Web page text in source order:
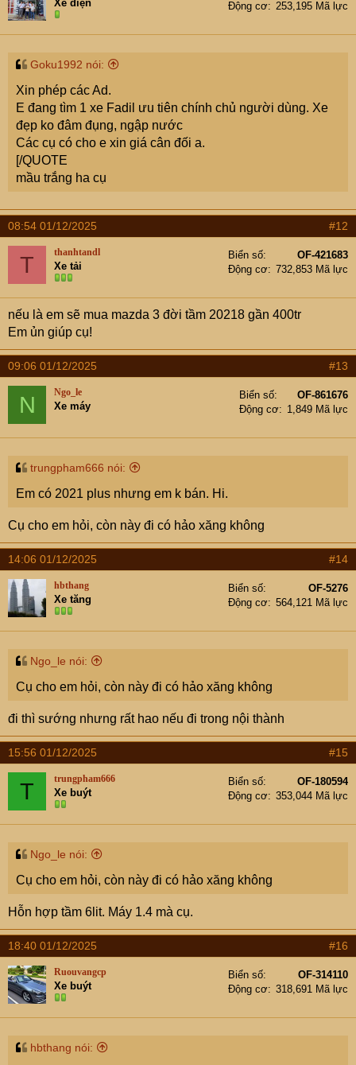
Xe điện Động cơ 253,195 Mã lực
Goku1992 nói:
Xin phép các Ad.
E đang tìm 1 xe Fadil ưu tiên chính chủ người dùng. Xe
đẹp ko đâm đụng, ngập nước
Các cụ có cho e xin giá cân đối a.
[/QUOTE
mầu trắng ha cụ
08:54 01/12/2025 #12
T thanhtandl
Xe tải
Biển số
OF-421683
Động cơ
732,853 Mã lực
nếu là em sẽ mua mazda 3 đời tầm 20218 gần 400tr
Em ủn giúp cụ!
09:06 01/12/2025 #13
N Ngo_le
Xe máy
Biển số
OF-861676
Động cơ
1,849 Mã lực
trungpham666 nói:
Em có 2021 plus nhưng em k bán. Hi.
Cụ cho em hỏi, còn này đi có hảo xăng không
14:06 01/12/2025 #14
hbthang
Xe tăng
Biển số
OF-5276
Động cơ
564,121 Mã lực
Ngo_le nói:
Cụ cho em hỏi, còn này đi có hảo xăng không
đi thì sướng nhưng rất hao nếu đi trong nội thành
15:56 01/12/2025 #15
T trungpham666
Xe buýt
Biển số
OF-180594
Động cơ
353,044 Mã lực
Ngo_le nói:
Cụ cho em hỏi, còn này đi có hảo xăng không
Hỗn hợp tầm 6lit. Máy 1.4 mà cụ.
18:40 01/12/2025 #16
Ruouvangcp
Xe buýt
Biển số
OF-314110
Động cơ
318,691 Mã lực
hbthang nói: